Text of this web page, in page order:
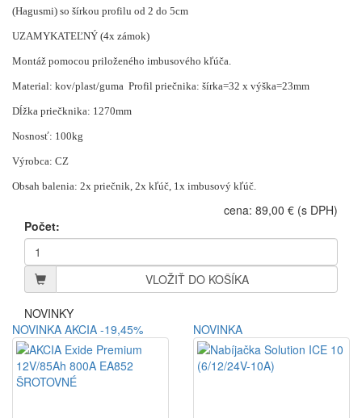
(Hagusmi) so šírkou profilu od 2 do 5cm
UZAMYKATEĽNÝ (4x zámok)
Montáž pomocou priloženého imbusového kľúča.
Material: kov/plast/guma Profil priečnika: šírka=32 x výška=23mm
Dĺžka priečknika: 1270mm
Nosnosť: 100kg
Výrobca: CZ
Obsah balenia: 2x priečnik, 2x kľúč, 1x imbusový kľúč.
cena: 89,00 € (s DPH)
Počet:
VLOŽIŤ DO KOŠÍKA
NOVINKY
NOVINKA AKCIA -19,45% NOVINKA